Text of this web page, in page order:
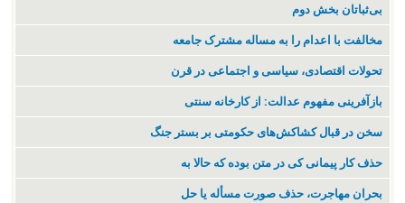
بی‌ثباتان بخش دوم
مخالفت با اعدام را به مساله مشترک جامعه
تحولات اقتصادی، سیاسی و اجتماعی در قرن
بازآفرینی مفهوم عدالت: از کارخانه سنتی
سخن در قبال کشاکش‌های حکومتی بر بستر جنگ
حذف کار پیمانی کی در متن بودە کە حالا بە
بحران مهاجرت‌، حذف صورت مسأله یا حل